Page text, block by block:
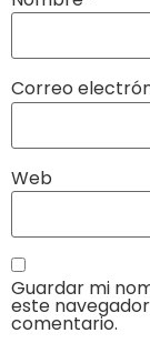
Correo
Web
Guardar mi
este
comentario.